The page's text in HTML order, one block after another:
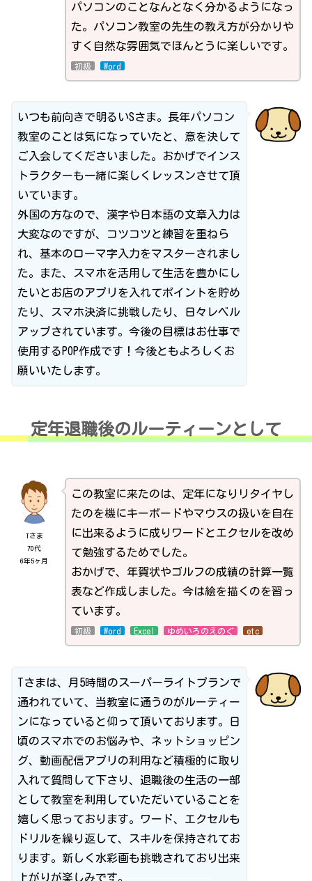
パソコンのことなんとなく分かるようになっ
た。パソコン教室の先生の教え方が分かりや
すく自然な雰囲気でほんとうに楽しいです。
初級 Word
いつも前向きで明るいSさま。長年パソコン
教室のことは気になっていたと、意を決して
ご入会してくださいました。おかげでインス
トラクターも一緒に楽しくレッスンさせて頂
いています。
外国の方なので、漢字や日本語の文章入力は
大変なのですが、コツコツと練習を重ねら
れ、基本のローマ字入力をマスターされまし
た。また、スマホを活用して生活を豊かにし
たいとお店のアプリを入れてポイントを貯め
たり、スマホ決済に挑戦したり、日々レベル
アップされています。今後の目標はお仕事で
使用するPOP作成です！今後ともよろしくお
願いいたします。
定年退職後のルーティーンとして
Tさま
70代
6年5ヶ月
この教室に来たのは、定年になりリタイヤし
たのを機にキーボードやマウスの扱いを自在
に出来るように成りワードとエクセルを改め
て勉強するためでした。
おかげで、年賀状やゴルフの成績の計算一覧
表など作成しました。今は絵を描くのを習っ
ています。
初級 Word Excel ゆめいろのえのぐ etc
Tさまは、月5時間のスーパーライトプランで
通われていて、当教室に通うのがルーティー
ンになっていると仰って頂いております。日
頃のスマホでのお悩みや、ネットショッピン
グ、動画配信アプリの利用など積極的に取り
入れて質問して下さり、退職後の生活の一部
として教室を利用していただいていることを
嬉しく思っております。ワード、エクセルも
ドリルを繰り返して、スキルを保持されてお
ります。新しく水彩画も挑戦されており出来
上がりが楽しみです。